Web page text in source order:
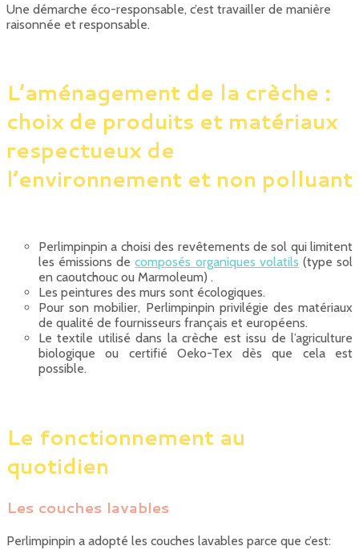
Une démarche éco-responsable, c’est travailler de manière
raisonnée et responsable.
L’aménagement de la crèche :
choix de produits et matériaux
respectueux de
l’environnement et non polluant
Perlimpinpin a choisi des revêtements de sol qui limitent
les émissions decomposés organiques volatils (type sol
en caoutchouc ou Marmoleum) .
Les peintures des murs sont écologiques.
Pour son mobilier, Perlimpinpin privilégie des matériaux
de qualité de fournisseurs français et européens.
Le textile utilisé dans la crèche est issu de l’agriculture
biologique ou certifié Oeko-Tex dès que cela est
possible.
Le fonctionnement au
quotidien
Les couches lavables
Perlimpinpin a adopté les couches lavables parce que c’est: